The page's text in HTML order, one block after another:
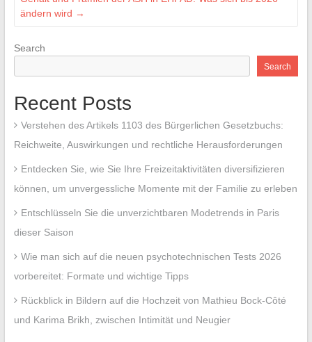
ändern wird →
Search
Search
Recent Posts
Verstehen des Artikels 1103 des Bürgerlichen Gesetzbuchs:
Reichweite, Auswirkungen und rechtliche Herausforderungen
Entdecken Sie, wie Sie Ihre Freizeitaktivitäten diversifizieren
können, um unvergessliche Momente mit der Familie zu erleben
Entschlüsseln Sie die unverzichtbaren Modetrends in Paris
dieser Saison
Wie man sich auf die neuen psychotechnischen Tests 2026
vorbereitet: Formate und wichtige Tipps
Rückblick in Bildern auf die Hochzeit von Mathieu Bock-Côté
und Karima Brikh, zwischen Intimität und Neugier